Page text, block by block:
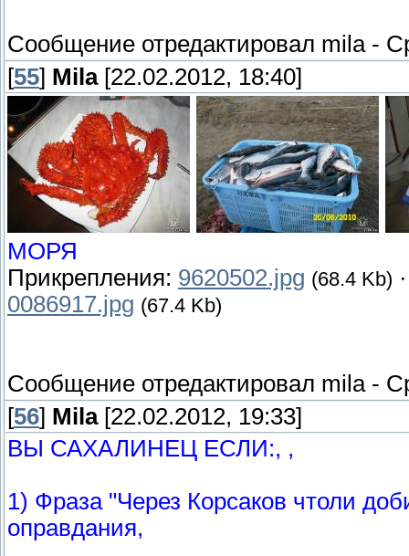
Сообщение отредактировал mila-
[55] Mila[22.02.2012, 18:40]
МОРЯ
Прикрепления: 9620502.jpg (68.4 Kb)
0086917.jpg (67.4 Kb)
Сообщение отредактировал mila-
[56] Mila[22.02.2012, 19:33]
ВЫ САХАЛИНЕЦ ЕСЛИ:, ,
1) Фраза "Через Корсаков чтоли
оправдания,